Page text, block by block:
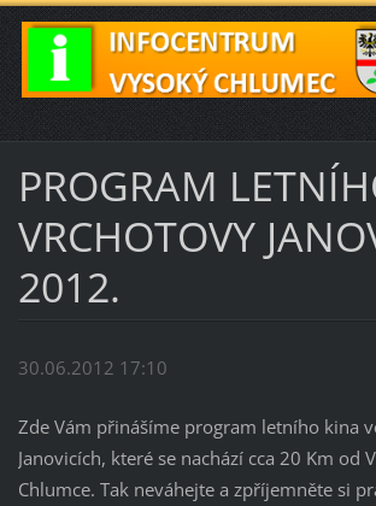
PROGRAM
VRCHOTOVY
2012.
30.06.2012 17:10
Zde Vám přinášíme program letního kina
Janovicích, které se nachází cca 20 Km od
Chlumce. Tak neváhejte a zpříjemněte si